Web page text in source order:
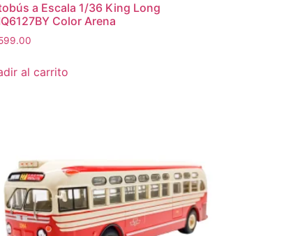
a Escala 1/36 King Long
Color Arena
al carrito